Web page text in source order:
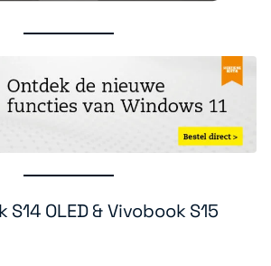
S14 OLED & Vivobook S15